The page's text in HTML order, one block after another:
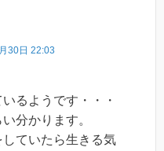
30日 22:03
るようです・・・
分かります。
ていたら生きる気